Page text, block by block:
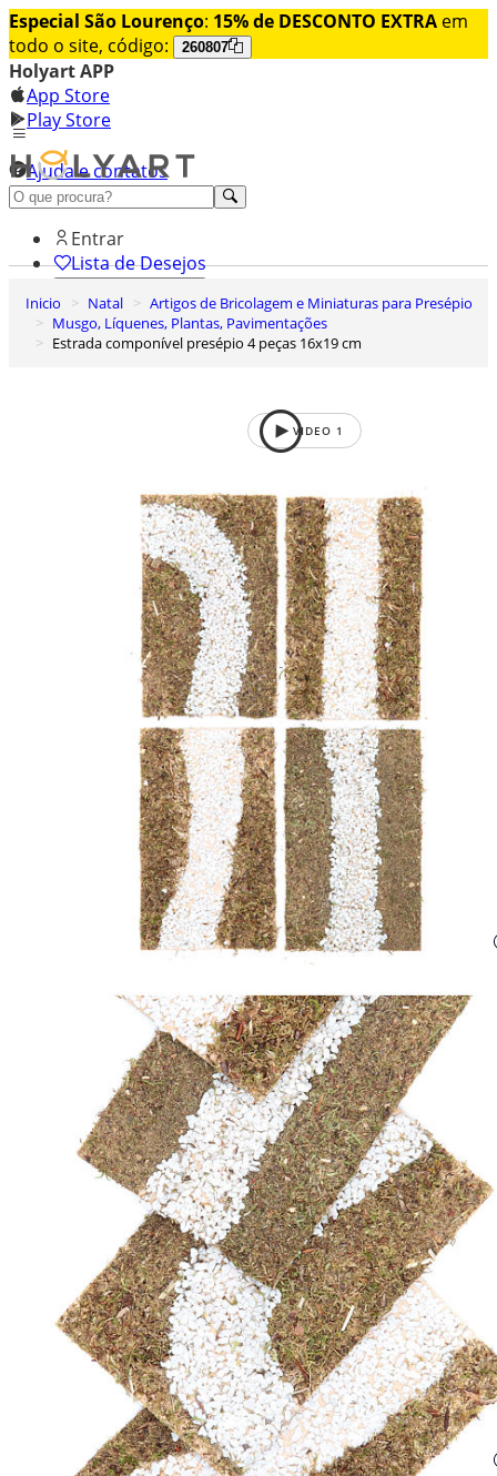
Especial São Lourenço: 15% de DESCONTO EXTRA em
todo o site, código:
260807
Holyart APP
App Store
Play Store
Ajuda e contatos
Conheça premium
Entrar
Lista de Desejos
Carrinho de Compras
Inicio Natal
Artigos de Bricolagem e Miniaturas para Presépio
Musgo, Líquenes, Plantas, Pavimentações
Estrada componível presépio 4 peças 16x19 cm
VIDEO 1